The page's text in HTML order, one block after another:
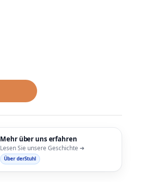
Mehr über uns erfahren
Lesen Sie unsere Geschichte ➜
Über derStuhl